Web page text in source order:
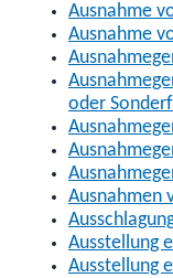
Ausnahme
Ausnahme
oder
Ausnahmen
Ausstellung
Ausstellung